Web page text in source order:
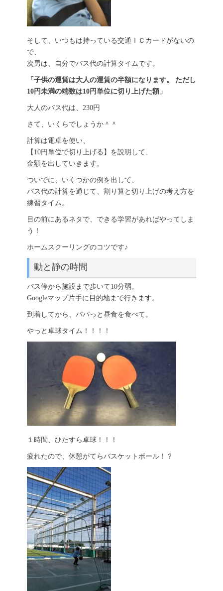
そして、いつもは持っている交通ＩＣカードがないの
で、
次男は、自分でバス代の計算タイムです。
「子供の運賃は大人の運賃の半額になります。 ただし
10円未満の端数は10円単位に切り上げた額」
大人のバス代は、230円
さて、いくらでしょうか＾＾
計算は電卓を使い、
【10円単位で切り上げる】を説明して、
金額を出していきます。
ついでに、いくつかの例を出して、
バス代の計算を通じて、割り算と切り上げの考え方を
練習タイム。
目の前にあるネタで、できる学習があればやってしま
う！
ホームスクーリングのコツです♪
動と静の時間
バス停から施設まで歩いて10分弱。
Googleマップ片手に目的地まで行きます。
到着してから、パパっと昼食を食べて。
やっと卓球タイム！！！！
１時間、ひたすら卓球！！！
疲れたので、休憩がてらバスケットボール！？